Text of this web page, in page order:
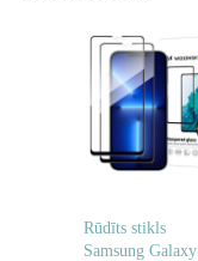
Rūdīts stikls
Samsung Galaxy